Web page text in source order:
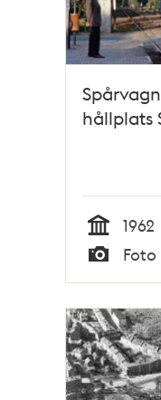
hållplats
Tid
1962
Typ
Foto